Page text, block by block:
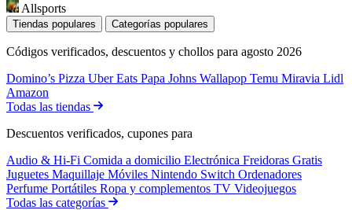
Allsports
Tiendas populares Categorías populares
Códigos verificados, descuentos y chollos para agosto 2026
Domino’s Pizza Uber Eats Papa Johns Wallapop Temu Miravia Lidl
Amazon
Todas las tiendas
Descuentos verificados, cupones para
Audio & Hi-Fi Comida a domicilio Electrónica Freidoras Gratis
Juguetes Maquillaje Móviles Nintendo Switch Ordenadores
Perfume Portátiles Ropa y complementos TV Videojuegos
Todas las categorías